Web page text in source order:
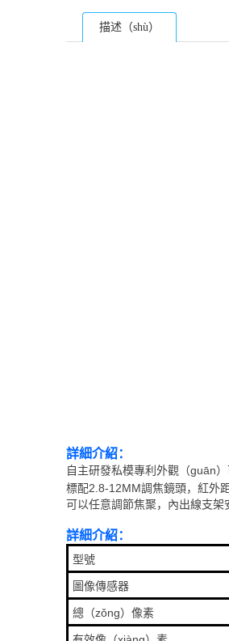
描述（shù）
詳細介紹：
自主研發私模專利外觀（guān
標配2.8-12MM調焦鏡頭，紅外
可以任意調節焦聚，內出線支架
詳細介紹：
型號
圖像傳感器
總（zǒng）像素